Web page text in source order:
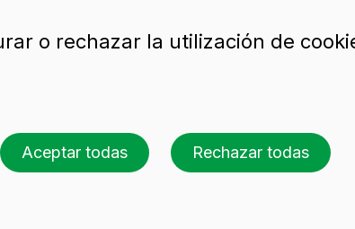
vino BD
(750 ml)
o rechazar la utilización de
Aceptar todas Rechazar todas